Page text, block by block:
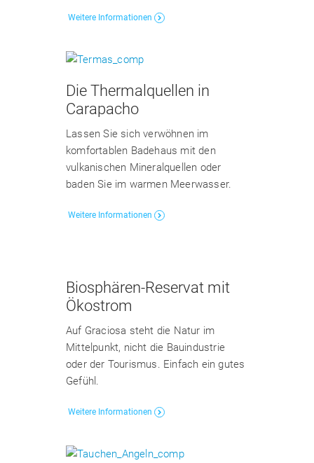
Weitere Informationen
Die Thermalquellen in
Carapacho
Lassen Sie sich verwöhnen im
komfortablen Badehaus mit den
vulkanischen Mineralquellen oder
baden Sie im warmen Meerwasser.
Weitere Informationen
Biosphären-Reservat mit
Ökostrom
Auf Graciosa steht die Natur im
Mittelpunkt, nicht die Bauindustrie
oder der Tourismus. Einfach ein gutes
Gefühl.
Weitere Informationen